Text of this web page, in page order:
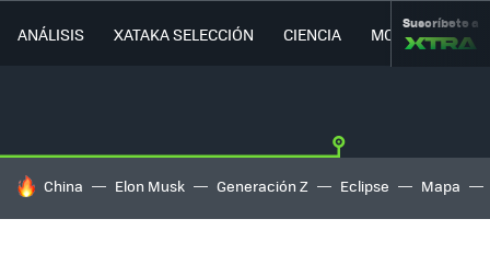
ANÁLISIS XATAKA SELECCIÓN CIENCIA MOVILIDAD
Suscríbete a
HOY SE HABLA DE
China Elon Musk Generación Z Eclipse Mapa